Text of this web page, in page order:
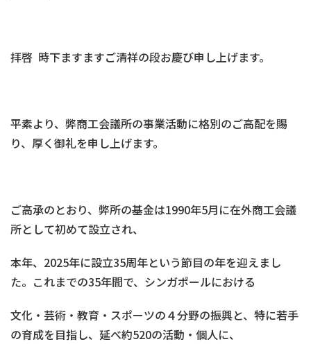
拝啓 時下ますますご清祥の段お慶び申し上げます。
平素より、弊商工会議所の事業活動に格別のご高配を賜
り、厚く御礼を申し上げます。
ご高承のとおり、弊所の基金は1990年5月に在外商工会議
所として初めて設立され、
本年、2025年に設立35周年という節目の年を迎えまし
た。これまでの35年間で、シンガポールにおける
文化・芸術・教育・スポーツの４分野の振興と、特に若手
の育成を目指し、延べ約520の活動・個人に、